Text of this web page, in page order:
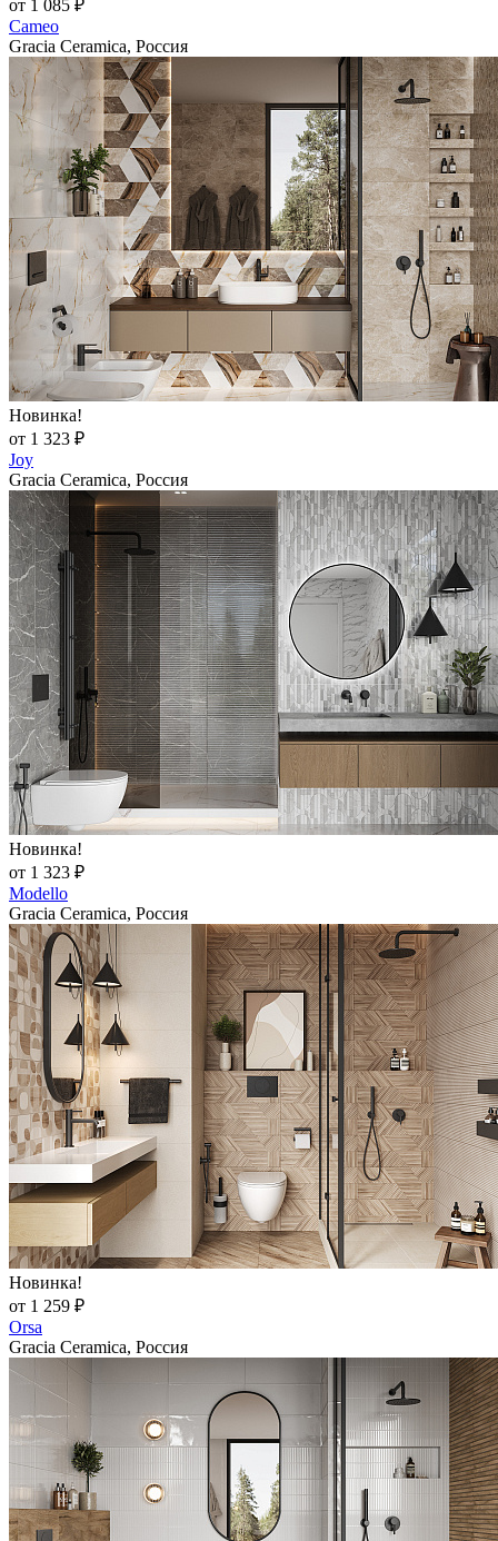
от 1 085 ₽
Cameo
Gracia Ceramica, Россия
Новинка!
от 1 323 ₽
Joy
Gracia Ceramica, Россия
Новинка!
от 1 323 ₽
Modello
Gracia Ceramica, Россия
Новинка!
от 1 259 ₽
Orsa
Gracia Ceramica, Россия